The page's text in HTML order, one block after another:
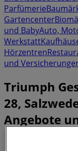
Parfümerie
Gartencenter
und BabyAuto,
Werkstatt
Hörzentren
und
Triumph
28,
Angebote